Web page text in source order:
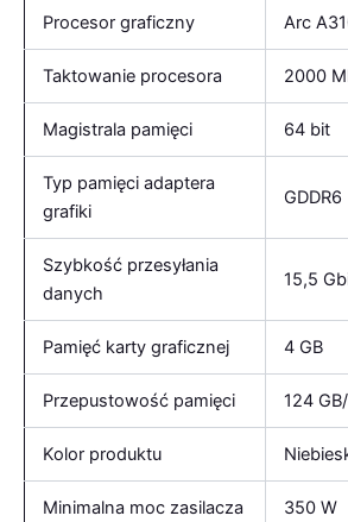
Procesor graficzny Arc
Taktowanie procesora 2000
Magistrala pamięci 64 bit
Typ pamięci adaptera
grafiki
GDDR6
Szybkość przesyłania
danych
15,5
Pamięć karty graficznej 4 GB
Przepustowość pamięci 124
Kolor produktu
Minimalna moc zasilacza 350 W